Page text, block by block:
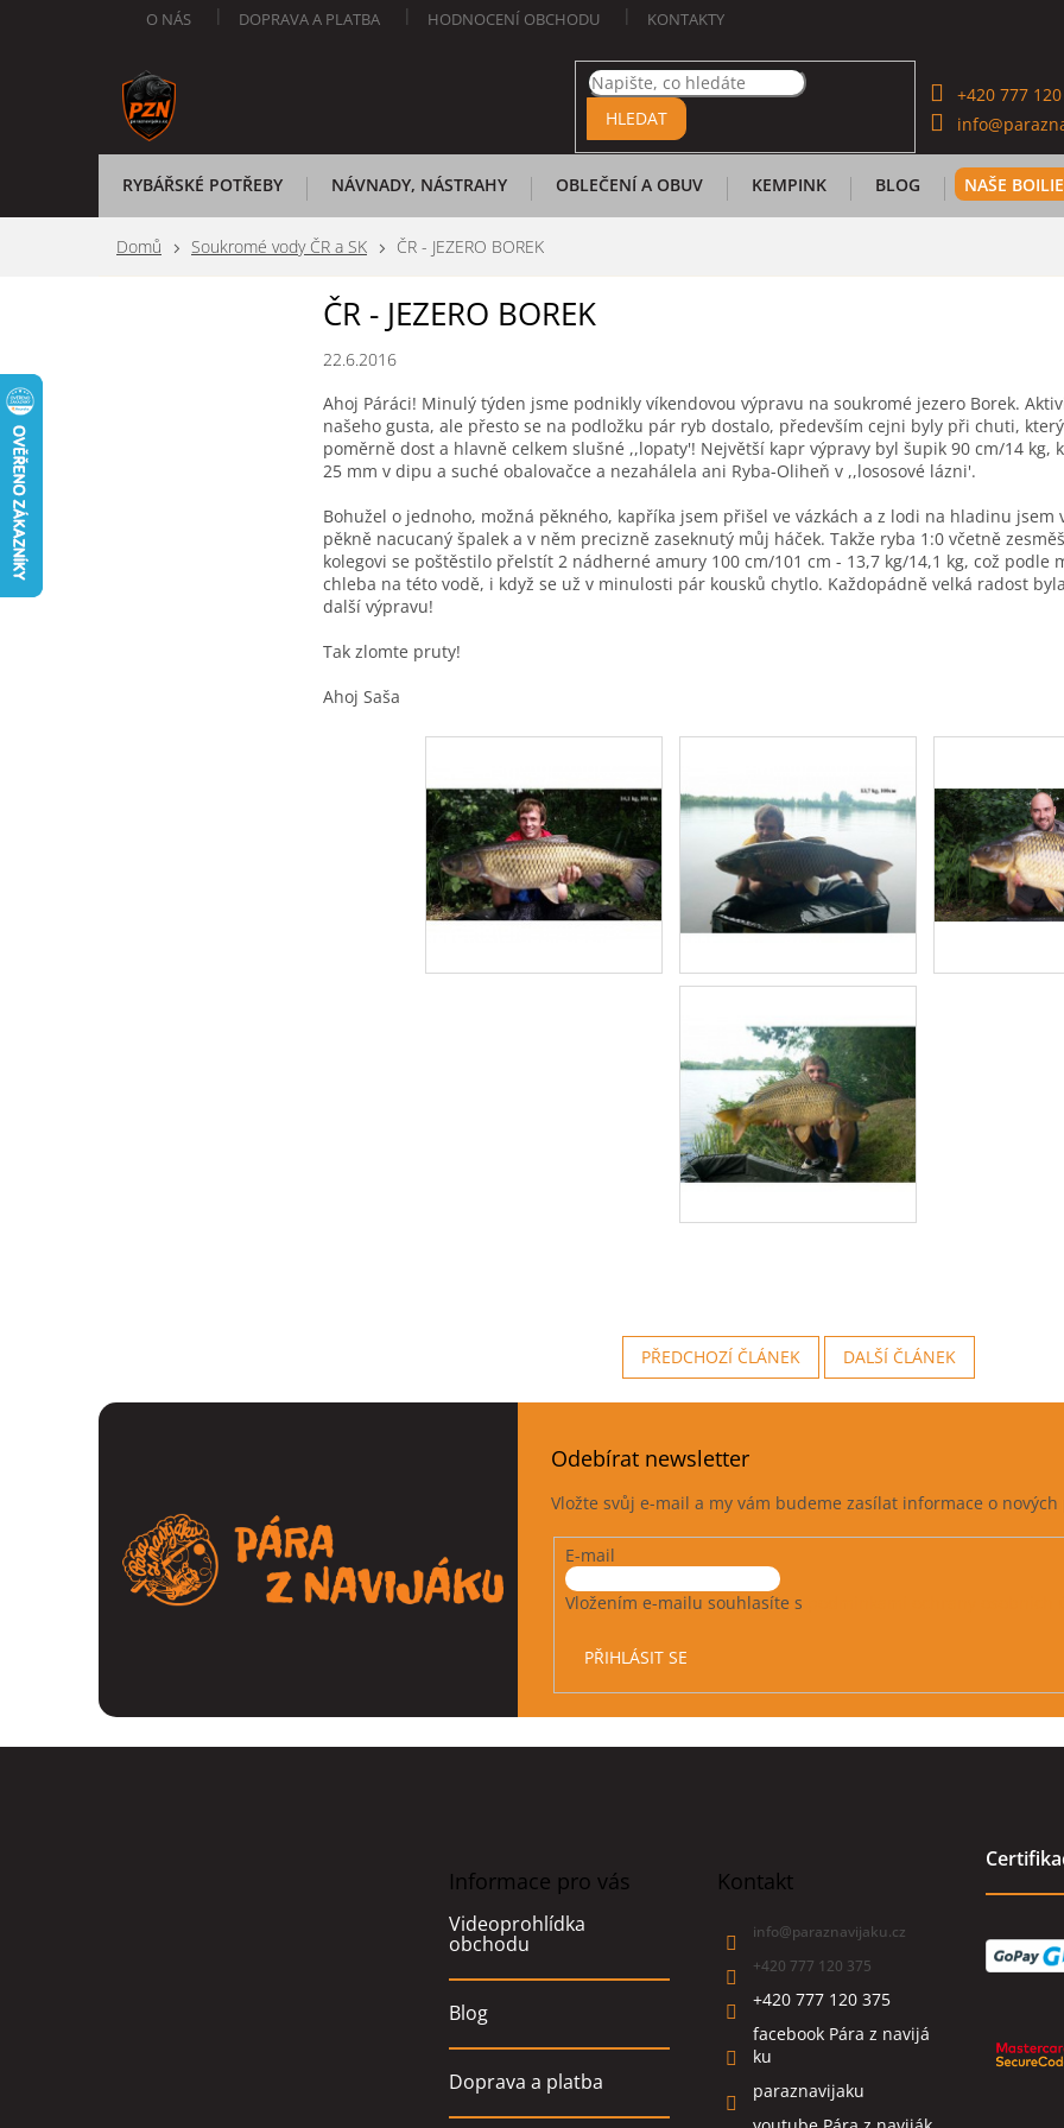
O NÁS DOPRAVA A PLATBA HODNOCENÍ OBCHODU KONTAKTY
HLEDAT
+420 777
RYBÁŘSKÉ POTŘEBY NÁVNADY, NÁSTRAHY OBLEČENÍ A OBUV KEMPINK BLOG NAŠE
Domů Soukromé vody ČR a SK ČR - JEZERO BOREK
ČR - JEZERO BOREK
22.6.2016
Ahoj Páráci! Minulý týden jsme podnikly víkendovou výpravu na soukromé jezero Borek.
našeho gusta, ale přesto se na podložku pár ryb dostalo, především cejni byly při chuti,
poměrně dost a hlavně celkem slušné ,,lopaty'! Největší kapr výpravy byl šupik 90 cm/14 kg,
25 mm v dipu a suché obalovačce a nezahálela ani Ryba-Oliheň v ,,lososové lázni'.
Bohužel o jednoho, možná pěkného, kapříka jsem přišel ve vázkách a z lodi na hladinu jsem
pěkně nacucaný špalek a v něm precizně zaseknutý můj háček. Takže ryba 1:0 včetně
kolegovi se poštěstilo přelstít 2 nádherné amury 100 cm/101 cm - 13,7 kg/14,1 kg, což podle
chleba na této vodě, i když se už v minulosti pár kousků chytlo. Každopádně velká radost
další výpravu!
Tak zlomte pruty!
Ahoj Saša
PŘEDCHOZÍ ČLÁNEK DALŠÍ ČLÁNEK
Odebírat newsletter
Vložte svůj e-mail a my vám budeme zasílat informace o
E-mail
Vložením e-mailu souhlasíte s
PŘIHLÁSIT SE
Z
Informace pro vás
Videoprohlídka
obchodu
Blog
Doprava a platba
Kontakt
info@paraznavijaku.cz
+420 777 120 375
+420 777 120 375
facebook Pára z navijá
ku
paraznavijaku